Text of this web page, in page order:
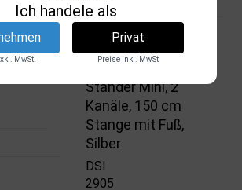
Stander Mini, 2
Kanäle, 150 cm
Stange mit Fuß,
Silber
DSI
2905
Ich handele als
MwSt.
Privat
Preise inkl. MwSt